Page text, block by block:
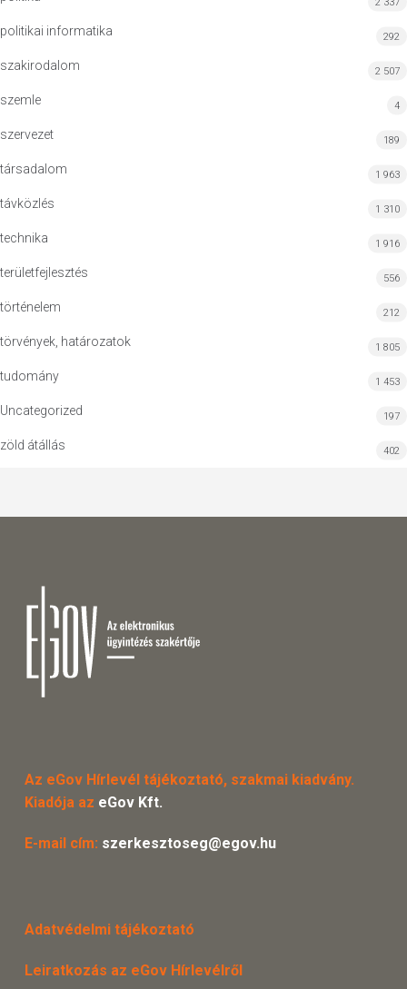
politikai informatika 292
szakirodalom 2 507
szemle 4
szervezet 189
társadalom 1 963
távközlés 1 310
technika 1 916
területfejlesztés 556
történelem 212
törvények, határozatok 1 805
tudomány 1 453
Uncategorized 197
zöld átállás 402
Az eGov Hírlevél tájékoztató, szakmai kiadvány.
Kiadója az eGov Kft.
E-mail cím: szerkesztoseg@egov.hu
Adatvédelmi tájékoztató
Leiratkozás az eGov Hírlevélről